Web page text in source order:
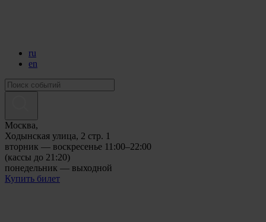
ru
en
Москва,
Ходынская улица, 2 стр. 1
вторник — воскресенье 11:00–22:00
(кассы до 21:20)
понедельник — выходной
Купить билет